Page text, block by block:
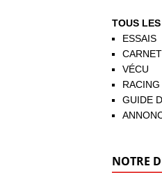
TOUS
ESSAIS
VÉCU
RACING
GUIDE
NOTRE